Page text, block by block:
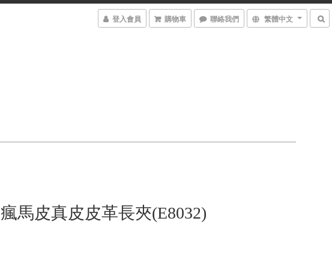
登入會員 購物車 聯絡我們 繁體中文
瘋馬皮真皮皮革長夾(E8032)